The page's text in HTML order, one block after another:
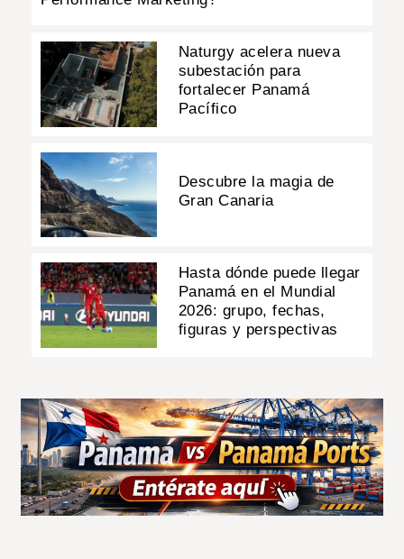
Naturgy acelera nueva
subestación para
fortalecer Panamá
Pacífico
Descubre la magia de
Gran Canaria
Hasta dónde puede llegar
Panamá en el Mundial
2026: grupo, fechas,
figuras y perspectivas